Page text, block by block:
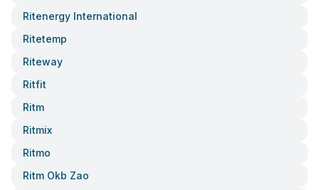
Ritenergy International
Ritetemp
Riteway
Ritfit
Ritm
Ritmix
Ritmo
Ritm Okb Zao